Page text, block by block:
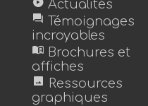
Actualités
forum Témoignages
incroyables
menu_book Brochures et
affiches
image Ressources
graphiques